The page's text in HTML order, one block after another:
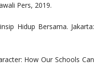
Pers, 2019.
Hidup Bersama. Jakarta:
How Our Schools Can